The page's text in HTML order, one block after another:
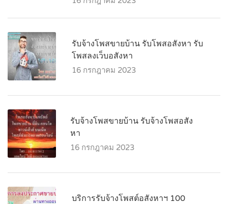
รับจ้างโพสขายบ้าน รับโพสอสังหา รับ
โพสลงเว็บอสังหา
16 กรกฎาคม 2023
รับจ้างโพสขายบ้าน รับจ้างโพสอสัง
หา
16 กรกฎาคม 2023
บริการรับจ้างโพสต์อสังหาฯ 100